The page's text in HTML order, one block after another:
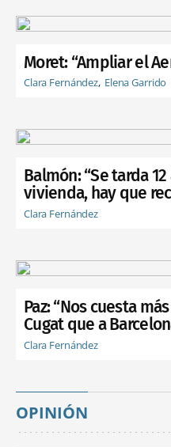
Moret: “Ampliar el
Clara Fernández Elena Garrido
Balmón: “Se tarda
vivienda, hay que
Clara Fernández
Paz: “Nos cuesta
Cugat que a
Clara Fernández
OPINIÓN